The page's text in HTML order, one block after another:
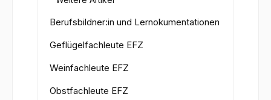
Berufsbildner:in und Lernokumentationen
Geflügelfachleute EFZ
Weinfachleute EFZ
Obstfachleute EFZ